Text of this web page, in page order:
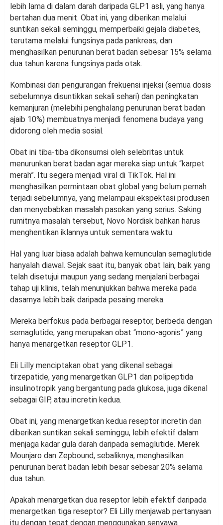
lebih lama di dalam darah daripada GLP1 asli, yang hanya
bertahan dua menit. Obat ini, yang diberikan melalui
suntikan sekali seminggu, memperbaiki gejala diabetes,
terutama melalui fungsinya pada pankreas, dan
menghasilkan penurunan berat badan sebesar 15% selama
dua tahun karena fungsinya pada otak.
Kombinasi dari pengurangan frekuensi injeksi (semua dosis
sebelumnya disuntikkan sekali sehari) dan peningkatan
kemanjuran (melebihi penghalang penurunan berat badan
ajaib 10%) membuatnya menjadi fenomena budaya yang
didorong oleh media sosial.
Obat ini tiba-tiba dikonsumsi oleh selebritas untuk
menurunkan berat badan agar mereka siap untuk “karpet
merah”. Itu segera menjadi viral di TikTok. Hal ini
menghasilkan permintaan obat global yang belum pernah
terjadi sebelumnya, yang melampaui ekspektasi produsen
dan menyebabkan masalah pasokan yang serius. Saking
rumitnya masalah tersebut, Novo Nordisk bahkan harus
menghentikan iklannya untuk sementara waktu.
Hal yang luar biasa adalah bahwa kemunculan semaglutide
hanyalah diawal. Sejak saat itu, banyak obat lain, baik yang
telah disetujui maupun yang sedang menjalani berbagai
tahap uji klinis, telah menunjukkan bahwa mereka pada
dasarnya lebih baik daripada pesaing mereka.
Mereka berfokus pada berbagai reseptor, berbeda dengan
semaglutide, yang merupakan obat “mono-agonis” yang
hanya menargetkan reseptor GLP1.
Eli Lilly menciptakan obat yang dikenal sebagai
tirzepatide, yang menargetkan GLP1 dan polipeptida
insulinotropik yang bergantung pada glukosa, juga dikenal
sebagai GIP, atau incretin kedua.
Obat ini, yang menargetkan kedua reseptor incretin dan
diberikan suntikan sekali seminggu, lebih efektif dalam
menjaga kadar gula darah daripada semaglutide. Merek
Mounjaro dan Zepbound, sebaliknya, menghasilkan
penurunan berat badan lebih besar sebesar 20% selama
dua tahun.
Apakah menargetkan dua reseptor lebih efektif daripada
menargetkan tiga reseptor? Eli Lilly menjawab pertanyaan
itu dengan tepat dengan menggunakan senyawa